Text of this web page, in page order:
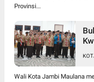
Provinsi...
Wali Kota Jambi Maulana